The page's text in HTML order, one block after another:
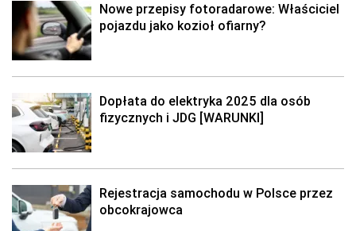
Nowe przepisy fotoradarowe: Właściciel
pojazdu jako kozioł ofiarny?
Dopłata do elektryka 2025 dla osób
fizycznych i JDG [WARUNKI]
Rejestracja samochodu w Polsce przez
obcokrajowca